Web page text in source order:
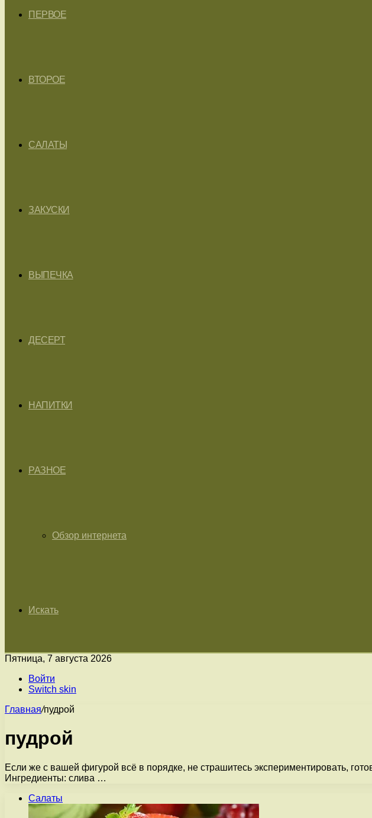
ПЕРВОЕ
ВТОРОЕ
САЛАТЫ
ЗАКУСКИ
ВЫПЕЧКА
ДЕСЕРТ
НАПИТКИ
РАЗНОЕ
Обзор интернета
Искать
Пятница, 7 августа 2026
Войти
Switch skin
Главная/пудрой
пудрой
Если же с вашей фигурой всё в порядке, не страшитесь экспериментировать,
Ингредиенты: слива …
Салаты